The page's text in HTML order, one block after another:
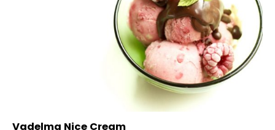
Vadelma Nice Cream